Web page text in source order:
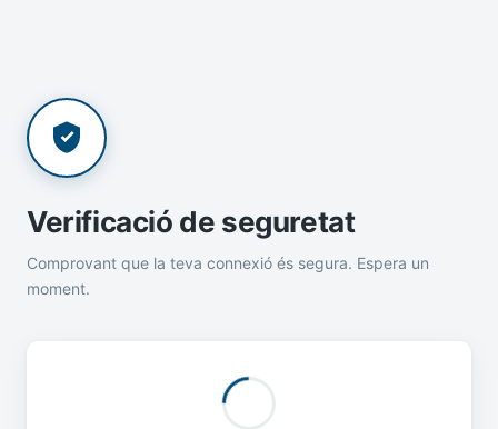
Verificació de seguretat
Comprovant que la teva connexió és segura. Espera un
moment.